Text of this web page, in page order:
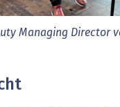
Managing Director